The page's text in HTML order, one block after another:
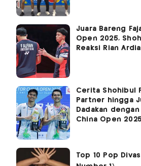
Juara Bareng
Open 2025,
Reaksi Rian
Cerita Shohibul
Partner hingga
Dadakan
China Open 2025